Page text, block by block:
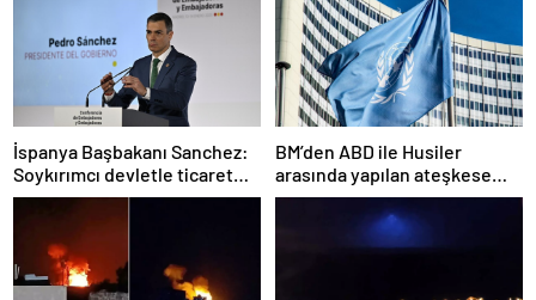
İspanya Başbakanı Sanchez:
Soykırımcı devletle ticaret
yapmayız
BM’den ABD ile Husiler
arasında yapılan ateşkese
ilişkin değerlendirme